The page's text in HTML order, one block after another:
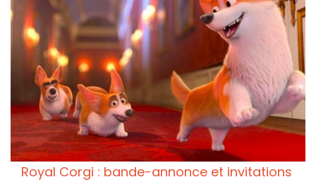
Royal Corgi : bande-annonce et invitations